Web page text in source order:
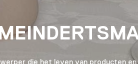
die het leven van producten